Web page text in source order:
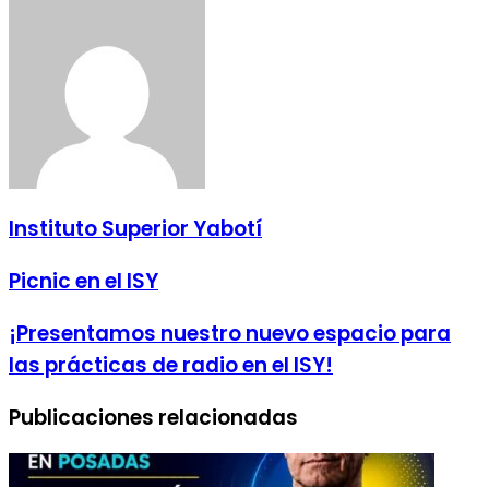
Instituto Superior Yabotí
Picnic en el ISY
¡Presentamos nuestro nuevo espacio para
las prácticas de radio en el ISY!
Publicaciones relacionadas